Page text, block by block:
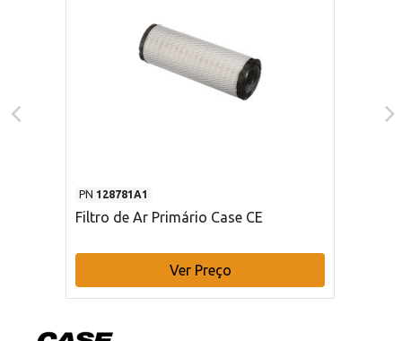
PN 128781A1
Filtro de Ar Primário Case CE
Ver Preço